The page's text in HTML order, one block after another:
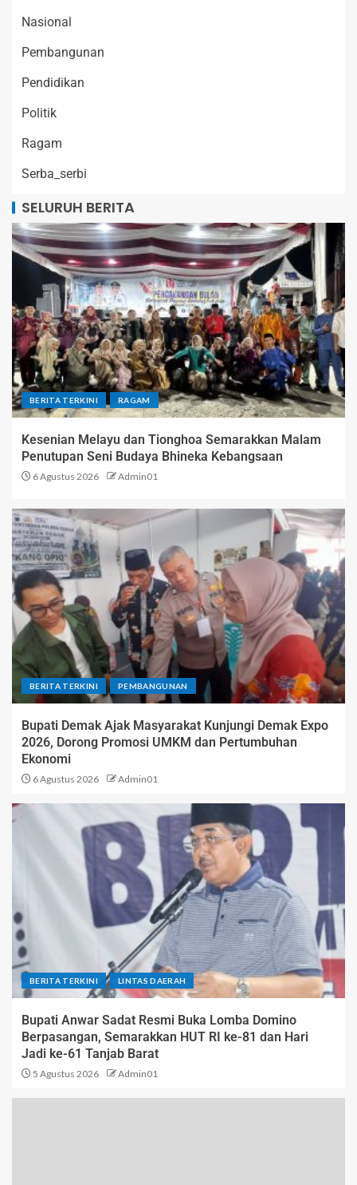
Nasional
Pembangunan
Pendidikan
Politik
Ragam
Serba_serbi
SELURUH BERITA
BERITA TERKINI RAGAM
Kesenian Melayu dan Tionghoa Semarakkan Malam
Penutupan Seni Budaya Bhineka Kebangsaan
6 Agustus 2026 Admin01
BERITA TERKINI PEMBANGUNAN
Bupati Demak Ajak Masyarakat Kunjungi Demak Expo
2026, Dorong Promosi UMKM dan Pertumbuhan
Ekonomi
6 Agustus 2026 Admin01
BERITA TERKINI LINTAS DAERAH
Bupati Anwar Sadat Resmi Buka Lomba Domino
Berpasangan, Semarakkan HUT RI ke-81 dan Hari
Jadi ke-61 Tanjab Barat
5 Agustus 2026 Admin01